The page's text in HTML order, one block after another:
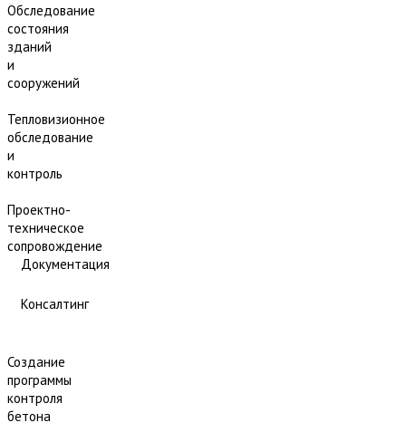
Обследование
состояния
зданий
и
сооружений
Тепловизионное
обследование
и
контроль
Проектно-
техническое
сопровождение
Документация
Консалтинг
Создание
программы
контроля
бетона